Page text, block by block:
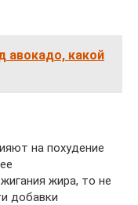
авокадо, какой
на похудение
жира, то не
добавки